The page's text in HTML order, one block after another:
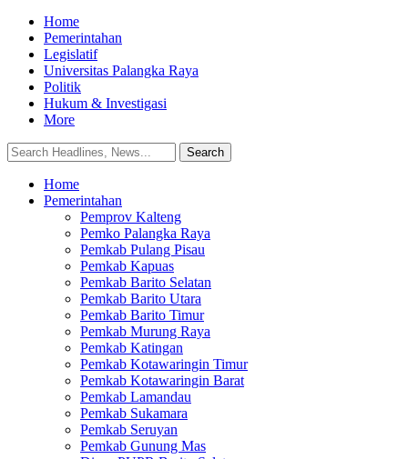
Home
Pemerintahan
Legislatif
Universitas Palangka Raya
Politik
Hukum & Investigasi
More
Home
Pemerintahan
Pemprov Kalteng
Pemko Palangka Raya
Pemkab Pulang Pisau
Pemkab Kapuas
Pemkab Barito Selatan
Pemkab Barito Utara
Pemkab Barito Timur
Pemkab Murung Raya
Pemkab Katingan
Pemkab Kotawaringin Timur
Pemkab Kotawaringin Barat
Pemkab Lamandau
Pemkab Sukamara
Pemkab Seruyan
Pemkab Gunung Mas